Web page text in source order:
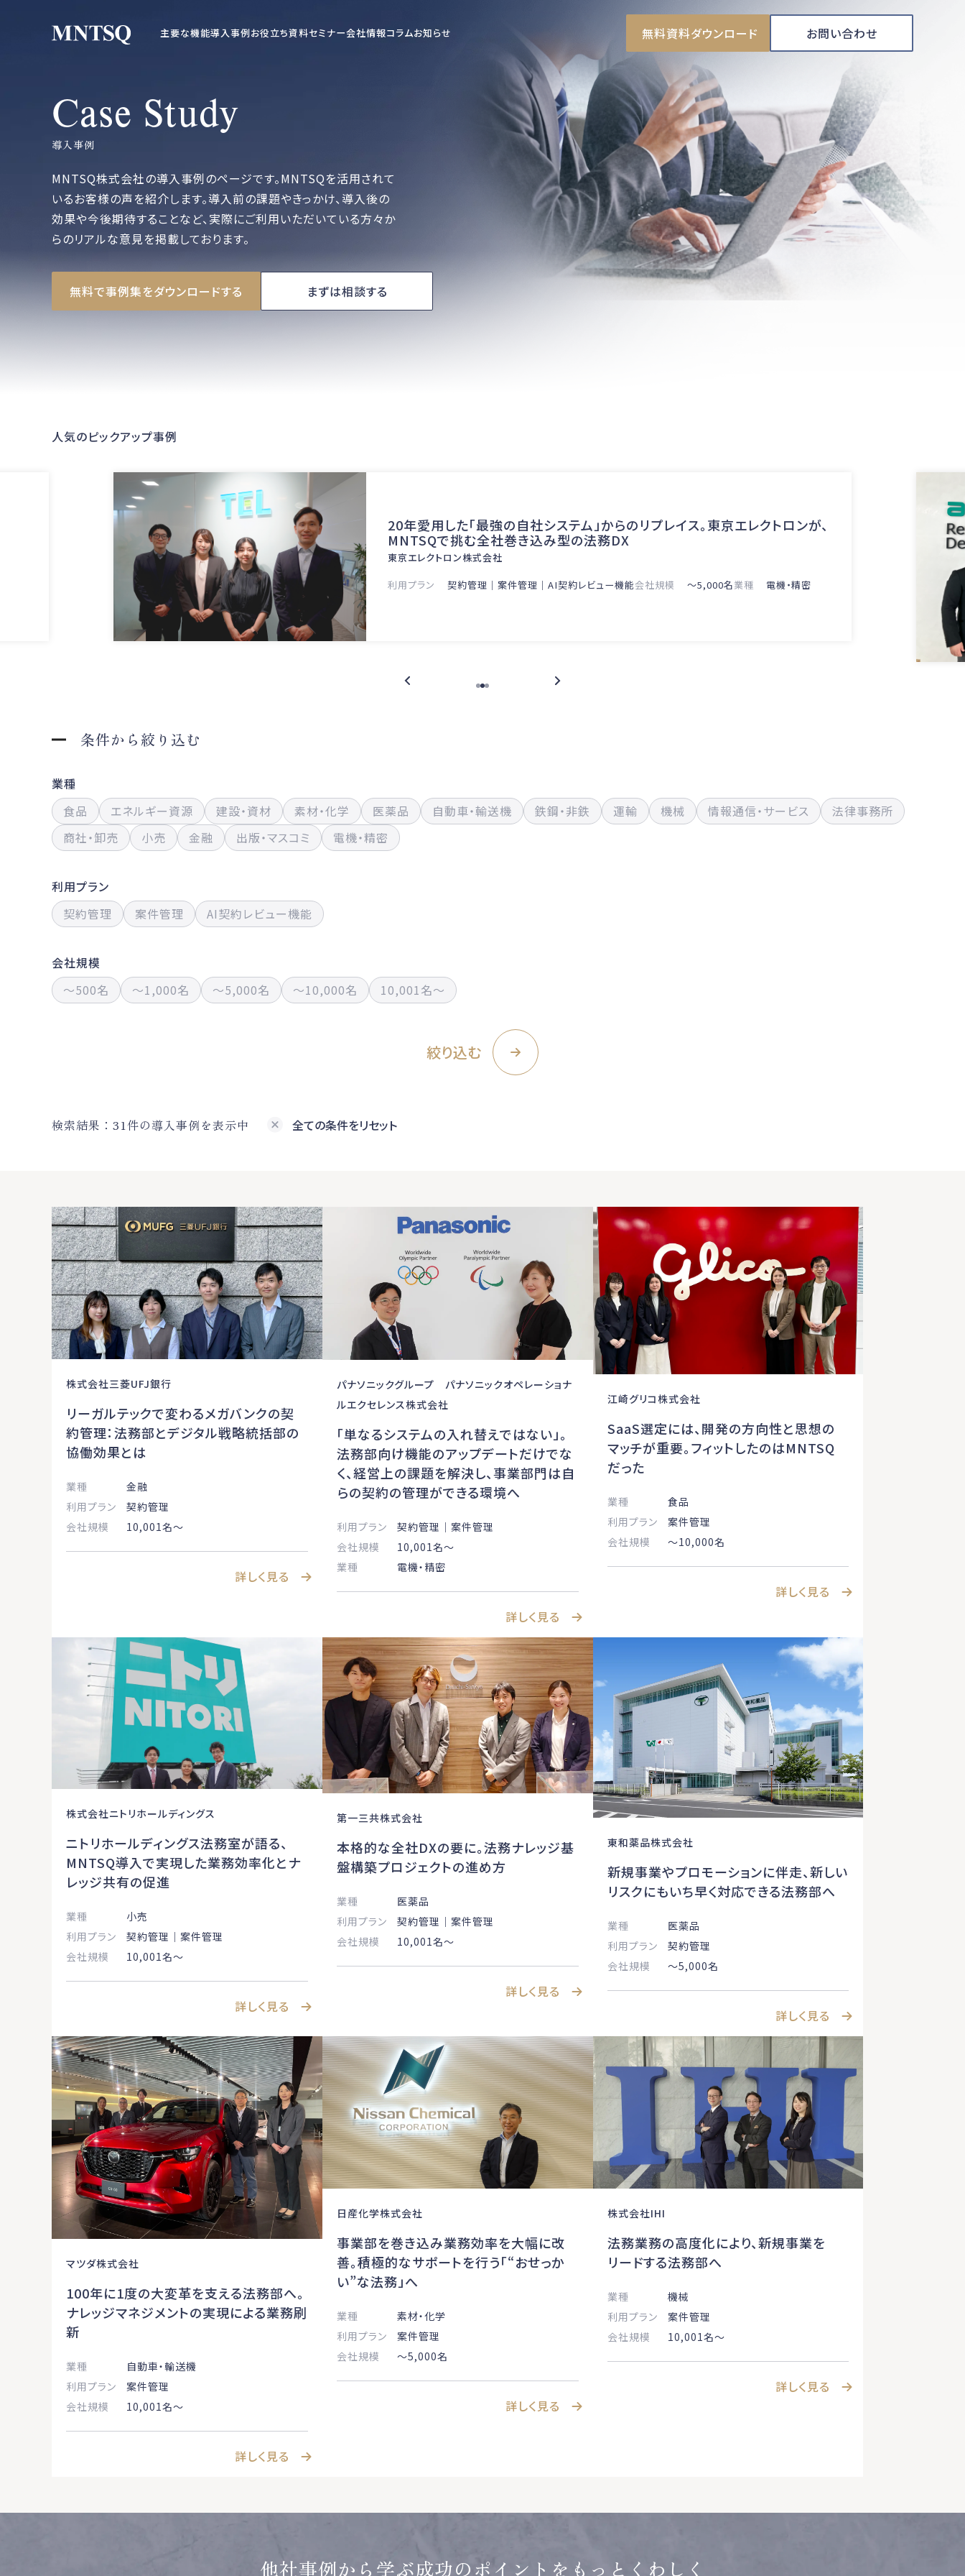
主要な機能導入事例お役立ち資料セミナー会社情報コラムお知らせ 無料資料ダウンロード お問い合わせ
Case Study
導入事例
MNTSQ株式会社の導入事例のページです。MNTSQを活用されて
いるお客様の声を紹介します。導入前の課題やきっかけ、導入後の
効果や今後期待することなど、実際にご利用いただいている方々か
らのリアルな意見を掲載しております。
無料で事例集をダウンロードする まずは相談する
人気のピックアップ事例
全社で使える直感的な設計が、契約ナレッジを組織の力に変える
アピ株式会社
業種
素材・化学利用プラン 契約管理｜案件管理｜AI契約レビュー機能会社規模 〜5,000名
条件から絞り込む
業種
食品
エネルギー資源 建設・資材 素材・化学 医薬品 自動車・輸送機 鉄鋼・非鉄 運輸 機械 情報通信・サービス
法律事務所
商社・卸売
小売 金融 出版・マスコミ 電機・精密
利用プラン
契約管理
案件管理 AI契約レビュー機能
会社規模
〜500名
〜1,000名 〜5,000名 〜10,000名 10,001名〜
絞り込む
検索結果：31件の導入事例を表示中 全ての条件をリセット
株式会社三菱UFJ銀行
リーガルテックで変わるメガバンクの契
約管理：法務部とデジタル戦略統括部の
協働効果とは
業種
金融
利用プラン
契約管理
会社規模
10,001名〜
詳しく見る
パナソニックグループ パナソニックオペレーショナ
ルエクセレンス株式会社
「単なるシステムの⼊れ替えではない」。
法務部向け機能のアップデートだけでな
く、経営上の課題を解決し、事業部⾨は⾃
らの契約の管理ができる環境へ
利用プラン
契約管理｜案件管理
会社規模
10,001名〜
業種
電機・精密
詳しく見る
江崎グリコ株式会社
SaaS選定には、開発の方向性と思想の
マッチが重要。フィットしたのはMNTSQ
だった
業種
食品
利用プラン
案件管理
会社規模
〜10,000名
詳しく見る
株式会社ニトリホールディングス
ニトリホールディングス法務室が語る、
MNTSQ導入で実現した業務効率化とナ
レッジ共有の促進
業種
小売
利用プラン
契約管理｜案件管理
会社規模
10,001名〜
詳しく見る
第一三共株式会社
本格的な全社DXの要に。法務ナレッジ基
盤構築プロジェクトの進め方
業種
医薬品
利用プラン
契約管理｜案件管理
会社規模
10,001名〜
詳しく見る
東和薬品株式会社
新規事業やプロモーションに伴走、新しい
リスクにもいち早く対応できる法務部へ
業種
医薬品
利用プラン
契約管理
会社規模
〜5,000名
詳しく見る
マツダ株式会社
100年に1度の大変革を支える法務部へ。
ナレッジマネジメントの実現による業務刷
新
業種
自動車・輸送機
利用プラン
案件管理
会社規模
10,001名〜
詳しく見る
日産化学株式会社
事業部を巻き込み業務効率を大幅に改
善。積極的なサポートを行う「“おせっか
い”な法務」へ
業種
素材・化学
利用プラン
案件管理
会社規模
〜5,000名
詳しく見る
株式会社IHI
法務業務の高度化により、新規事業を
リードする法務部へ
業種
機械
利用プラン
案件管理
会社規模
10,001名〜
詳しく見る
他社事例から学ぶ成功のポイントをもっとくわしく